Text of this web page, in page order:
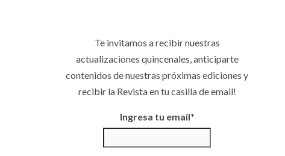
Te invitamos a recibir nuestras
actualizaciones quincenales, anticiparte
contenidos de nuestras próximas ediciones y
recibir la Revista en tu casilla de email!
Ingresa tu email*